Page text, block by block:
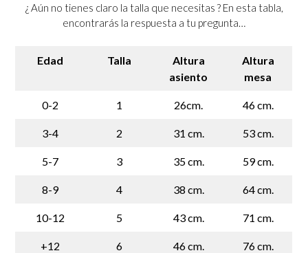
¿ Aún no tienes claro la talla que necesitas ? En esta tabla,
encontrarás la respuesta a tu pregunta…
Edad Talla
Altura
asiento
Altura
mesa
0-2 1 26cm. 46 cm.
3-4 2 31 cm. 53 cm.
5-7 3 35 cm. 59 cm.
8-9 4 38 cm. 64 cm.
10-12 5 43 cm. 71 cm.
+12 6 46 cm. 76 cm.